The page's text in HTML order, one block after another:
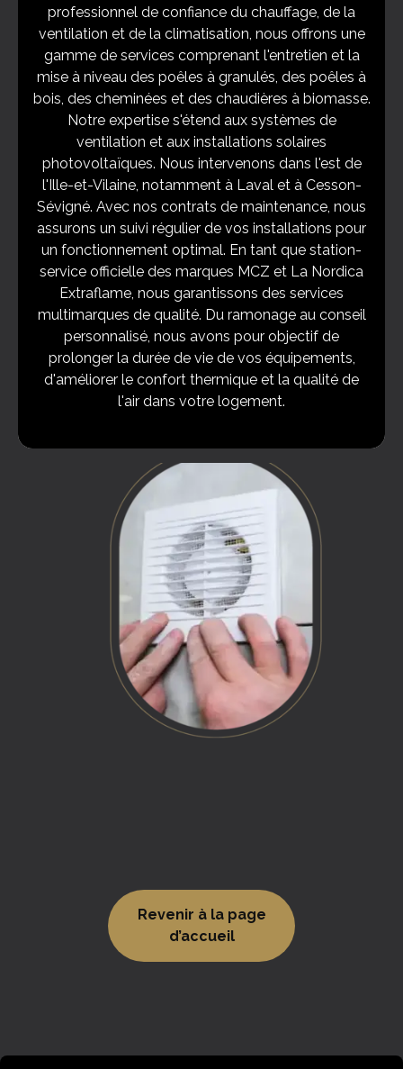
professionnel de confiance du chauffage, de la
ventilation et de la climatisation, nous offrons une
gamme de services comprenant l'entretien et la
mise à niveau des poêles à granulés, des poêles à
bois, des cheminées et des chaudières à biomasse.
Notre expertise s'étend aux systèmes de
ventilation et aux installations solaires
photovoltaïques. Nous intervenons dans l'est de
l'Ille-et-Vilaine, notamment à Laval et à Cesson-
Sévigné. Avec nos contrats de maintenance, nous
assurons un suivi régulier de vos installations pour
un fonctionnement optimal. En tant que station-
service officielle des marques MCZ et La Nordica
Extraflame, nous garantissons des services
multimarques de qualité. Du ramonage au conseil
personnalisé, nous avons pour objectif de
prolonger la durée de vie de vos équipements,
d'améliorer le confort thermique et la qualité de
l'air dans votre logement.
Revenir à la page
d’accueil